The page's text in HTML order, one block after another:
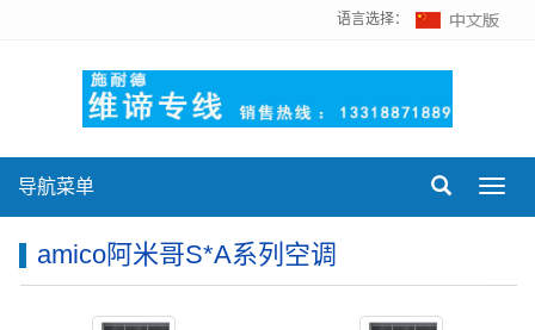
语言选择：
导航菜单
amico阿米哥S*A系列空调